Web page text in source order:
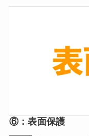
⑥：表面保護